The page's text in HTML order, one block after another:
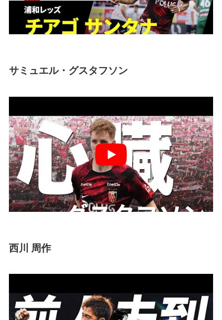
サミュエル・グスタフソン
西川 周作